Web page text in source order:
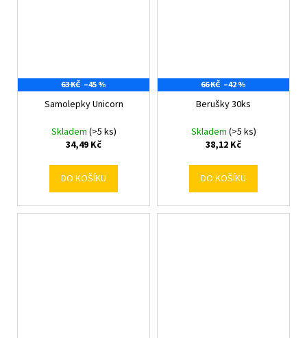
63 KČ –45 %
Samolepky Unicorn
Skladem (>5 ks)
34,49 Kč
DO KOŠÍKU
66 KČ –42 %
Berušky 30ks
Skladem (>5 ks)
38,12 Kč
DO KOŠÍKU